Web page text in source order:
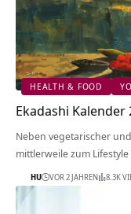
HEALTH & FOOD
Ekadashi Kalender
Neben vegetarischer
mittlerweile zum
HU VOR 2 JAHREN 8.3K